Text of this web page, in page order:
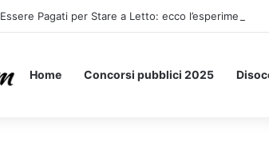
Essere Pagati per Stare a Letto: ecco l’esperimento
Home Concorsi pubblici 2025